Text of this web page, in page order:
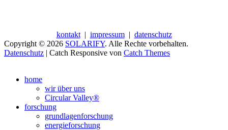
kontakt| impressum| datenschutz
Copyright © 2026 SOLARIFY. Alle Rechte vorbehalten.
Datenschutz | Catch Responsive von Catch Themes
oben
scrollen
home
wir über uns
Circular Valley®
forschung
grundlagenforschung
energieforschung